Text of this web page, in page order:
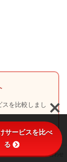
を比較しまし
い）
お問い合わせ
サービスを比べ
る